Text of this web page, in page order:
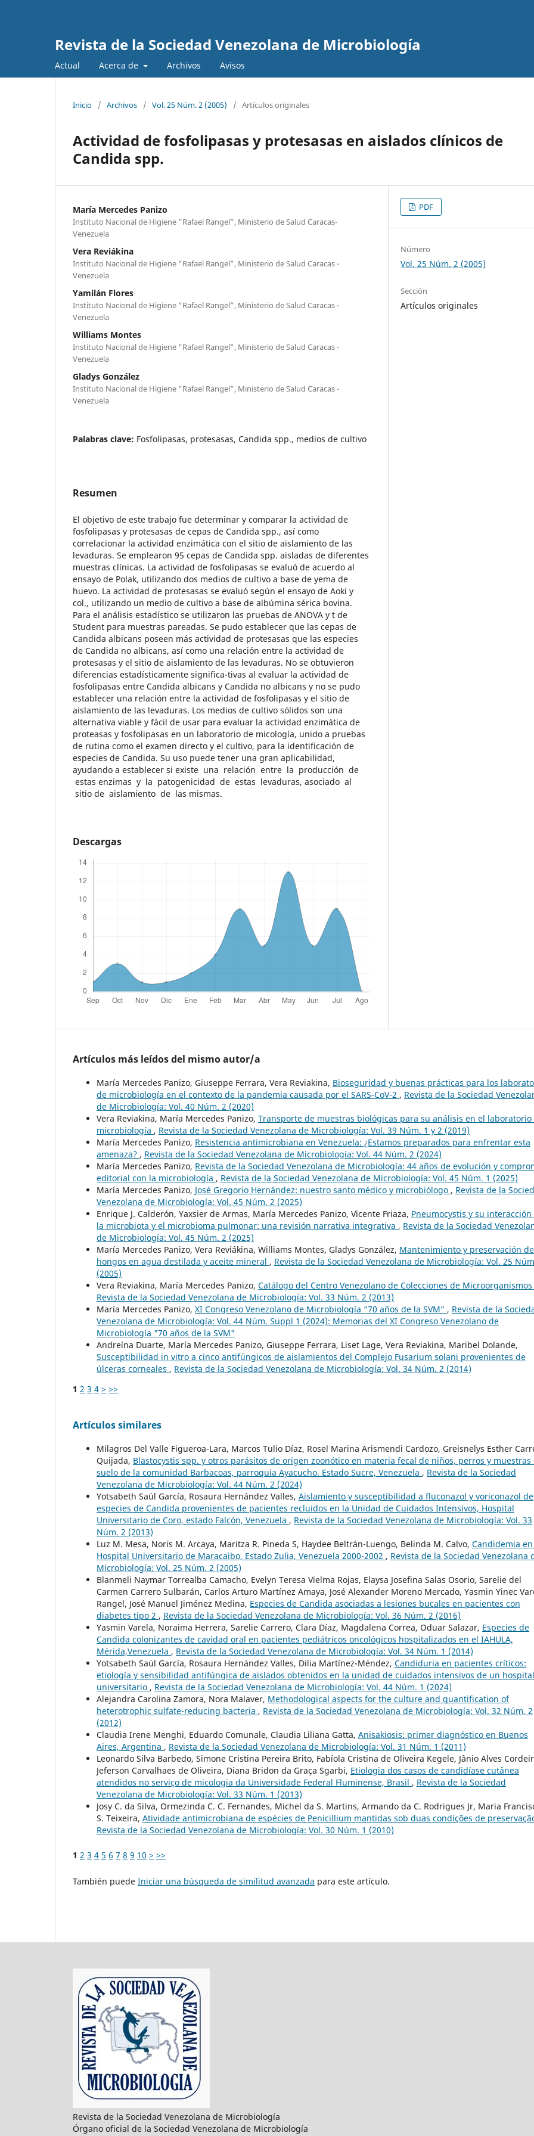
Revista de la Sociedad Venezolana de Microbiología
Actual Acerca de Archivos Avisos
Inicio / Archivos / Vol. 25 Núm. 2 (2005) / Artículos originales
Actividad de fosfolipasas y protesasas en aislados clínicos de
Candida spp.
María Mercedes Panizo
Instituto Nacional de Higiene “Rafael Rangel”, Ministerio de Salud Caracas-
Venezuela
Vera Reviákina
Instituto Nacional de Higiene “Rafael Rangel”, Ministerio de Salud Caracas -
Venezuela
Yamilán Flores
Instituto Nacional de Higiene “Rafael Rangel”, Ministerio de Salud Caracas -
Venezuela
Williams Montes
Instituto Nacional de Higiene “Rafael Rangel”, Ministerio de Salud Caracas -
Venezuela
Gladys González
Instituto Nacional de Higiene “Rafael Rangel”, Ministerio de Salud Caracas -
Venezuela
Palabras clave: Fosfolipasas, protesasas, Candida spp., medios de cultivo
Resumen
El objetivo de este trabajo fue determinar y comparar la actividad de
fosfolipasas y protesasas de cepas de Candida spp., así como
correlacionar la actividad enzimática con el sitio de aislamiento de las
levaduras. Se emplearon 95 cepas de Candida spp. aisladas de diferentes
muestras clínicas. La actividad de fosfolipasas se evaluó de acuerdo al
ensayo de Polak, utilizando dos medios de cultivo a base de yema de
huevo. La actividad de protesasas se evaluó según el ensayo de Aoki y
col., utilizando un medio de cultivo a base de albúmina sérica bovina.
Para el análisis estadístico se utilizaron las pruebas de ANOVA y t de
Student para muestras pareadas. Se pudo establecer que las cepas de
Candida albicans poseen más actividad de protesasas que las especies
de Candida no albicans, así como una relación entre la actividad de
protesasas y el sitio de aislamiento de las levaduras. No se obtuvieron
diferencias estadísticamente significa-tivas al evaluar la actividad de
fosfolipasas entre Candida albicans y Candida no albicans y no se pudo
establecer una relación entre la actividad de fosfolipasas y el sitio de
aislamiento de las levaduras. Los medios de cultivo sólidos son una
alternativa viable y fácil de usar para evaluar la actividad enzimática de
proteasas y fosfolipasas en un laboratorio de micología, unido a pruebas
de rutina como el examen directo y el cultivo, para la identificación de
especies de Candida. Su uso puede tener una gran aplicabilidad,
ayudando a establecer si existe una relación entre la producción de
estas enzimas y la patogenicidad de estas levaduras, asociado al
sitio de aislamiento de las mismas.
Descargas
PDF
Número
Vol. 25 Núm. 2 (2005)
Sección
Artículos originales
Artículos más leídos del mismo autor/a
María Mercedes Panizo, Giuseppe Ferrara, Vera Reviakina, Bioseguridad y buenas prácticas para los
de microbiología en el contexto de la pandemia causada por el SARS-CoV-2 , Revista de la Sociedad
de Microbiología: Vol. 40 Núm. 2 (2020)
Vera Reviakina, María Mercedes Panizo, Transporte de muestras biológicas para su análisis en el laboratorio
microbiología , Revista de la Sociedad Venezolana de Microbiología: Vol. 39 Núm. 1 y 2 (2019)
María Mercedes Panizo, Resistencia antimicrobiana en Venezuela: ¿Estamos preparados para enfrentar esta
amenaza? , Revista de la Sociedad Venezolana de Microbiología: Vol. 44 Núm. 2 (2024)
María Mercedes Panizo, Revista de la Sociedad Venezolana de Microbiología: 44 años de evolución y
editorial con la microbiología , Revista de la Sociedad Venezolana de Microbiología: Vol. 45 Núm. 1 (2025)
María Mercedes Panizo, José Gregorio Hernández: nuestro santo médico y microbiólogo , Revista de la
Venezolana de Microbiología: Vol. 45 Núm. 2 (2025)
Enrique J. Calderón, Yaxsier de Armas, María Mercedes Panizo, Vicente Friaza, Pneumocystis y su interacción
la microbiota y el microbioma pulmonar: una revisión narrativa integrativa , Revista de la Sociedad
de Microbiología: Vol. 45 Núm. 2 (2025)
María Mercedes Panizo, Vera Reviákina, Williams Montes, Gladys González, Mantenimiento y preservación de
hongos en agua destilada y aceite mineral , Revista de la Sociedad Venezolana de Microbiología: Vol. 25
(2005)
Vera Reviakina, María Mercedes Panizo, Catálogo del Centro Venezolano de Colecciones de Microorganismos
Revista de la Sociedad Venezolana de Microbiología: Vol. 33 Núm. 2 (2013)
María Mercedes Panizo, XI Congreso Venezolano de Microbiología “70 años de la SVM” , Revista de la
Venezolana de Microbiología: Vol. 44 Núm. Suppl 1 (2024): Memorias del XI Congreso Venezolano de
Microbiología "70 años de la SVM"
Andreína Duarte, María Mercedes Panizo, Giuseppe Ferrara, Liset Lage, Vera Reviakina, Maribel Dolande,
Susceptibilidad in vitro a cinco antifúngicos de aislamientos del Complejo Fusarium solani provenientes de
úlceras corneales , Revista de la Sociedad Venezolana de Microbiología: Vol. 34 Núm. 2 (2014)
1 2 3 4 > >>
Artículos similares
Milagros Del Valle Figueroa-Lara, Marcos Tulio Díaz, Rosel Marina Arismendi Cardozo, Greisnelys Esther
Quijada, Blastocystis spp. y otros parásitos de origen zoonótico en materia fecal de niños, perros y muestras
suelo de la comunidad Barbacoas, parroquia Ayacucho. Estado Sucre, Venezuela , Revista de la Sociedad
Venezolana de Microbiología: Vol. 44 Núm. 2 (2024)
Yotsabeth Saúl García, Rosaura Hernández Valles, Aislamiento y susceptibilidad a fluconazol y voriconazol de
especies de Candida provenientes de pacientes recluidos en la Unidad de Cuidados Intensivos, Hospital
Universitario de Coro, estado Falcón, Venezuela , Revista de la Sociedad Venezolana de Microbiología: Vol. 33
Núm. 2 (2013)
Luz M. Mesa, Noris M. Arcaya, Maritza R. Pineda S, Haydee Beltrán-Luengo, Belinda M. Calvo, Candidemia
Hospital Universitario de Maracaibo, Estado Zulia, Venezuela 2000-2002 , Revista de la Sociedad Venezolana
Microbiología: Vol. 25 Núm. 2 (2005)
Blanmeli Naymar Torrealba Camacho, Evelyn Teresa Vielma Rojas, Elaysa Josefina Salas Osorio, Sarelie del
Carmen Carrero Sulbarán, Carlos Arturo Martínez Amaya, José Alexander Moreno Mercado, Yasmin Yinec
Rangel, José Manuel Jiménez Medina, Especies de Candida asociadas a lesiones bucales en pacientes con
diabetes tipo 2 , Revista de la Sociedad Venezolana de Microbiología: Vol. 36 Núm. 2 (2016)
Yasmin Varela, Noraima Herrera, Sarelie Carrero, Clara Díaz, Magdalena Correa, Oduar Salazar, Especies de
Candida colonizantes de cavidad oral en pacientes pediátricos oncológicos hospitalizados en el IAHULA,
Mérida,Venezuela , Revista de la Sociedad Venezolana de Microbiología: Vol. 34 Núm. 1 (2014)
Yotsabeth Saúl García, Rosaura Hernández Valles, Dilia Martínez-Méndez, Candiduria en pacientes críticos:
etiología y sensibilidad antifúngica de aislados obtenidos en la unidad de cuidados intensivos de un hospital
universitario , Revista de la Sociedad Venezolana de Microbiología: Vol. 44 Núm. 1 (2024)
Alejandra Carolina Zamora, Nora Malaver, Methodological aspects for the culture and quantification of
heterotrophic sulfate-reducing bacteria , Revista de la Sociedad Venezolana de Microbiología: Vol. 32 Núm. 2
(2012)
Claudia Irene Menghi, Eduardo Comunale, Claudia Liliana Gatta, Anisakiosis: primer diagnóstico en Buenos
Aires, Argentina , Revista de la Sociedad Venezolana de Microbiología: Vol. 31 Núm. 1 (2011)
Leonardo Silva Barbedo, Simone Cristina Pereira Brito, Fabíola Cristina de Oliveira Kegele, Jânio Alves
Jeferson Carvalhaes de Oliveira, Diana Bridon da Graça Sgarbi, Etiologia dos casos de candidíase cutânea
atendidos no serviço de micologia da Universidade Federal Fluminense, Brasil , Revista de la Sociedad
Venezolana de Microbiología: Vol. 33 Núm. 1 (2013)
Josy C. da Silva, Ormezinda C. C. Fernandes, Michel da S. Martins, Armando da C. Rodrigues Jr, Maria
S. Teixeira, Atividade antimicrobiana de espécies de Penicillium mantidas sob duas condições de
Revista de la Sociedad Venezolana de Microbiología: Vol. 30 Núm. 1 (2010)
1 2 3 4 5 6 7 8 9 10 > >>
También puede Iniciar una búsqueda de similitud avanzada para este artículo.
Revista de la Sociedad Venezolana de Microbiología
Órgano oficial de la Sociedad Venezolana de Microbiología